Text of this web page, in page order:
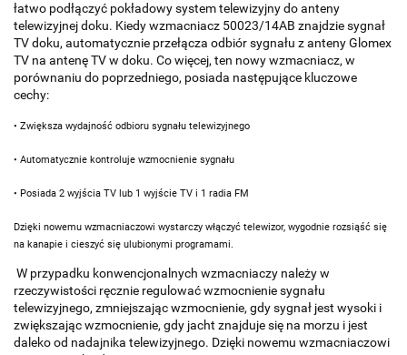
łatwo podłączyć pokładowy system telewizyjny do anteny
telewizyjnej doku. Kiedy wzmacniacz 50023/14AB znajdzie sygnał
TV doku, automatycznie przełącza odbiór sygnału z anteny Glomex
TV na antenę TV w doku. Co więcej, ten nowy wzmacniacz, w
porównaniu do poprzedniego, posiada następujące kluczowe
cechy:
• Zwiększa wydajność odbioru sygnału telewizyjnego
• Automatycznie kontroluje wzmocnienie sygnału
• Posiada 2 wyjścia TV lub 1 wyjście TV i 1 radia FM
Dzięki nowemu wzmacniaczowi wystarczy włączyć telewizor, wygodnie rozsiąść się
na kanapie i cieszyć się ulubionymi programami.
W przypadku konwencjonalnych wzmacniaczy należy w
rzeczywistości ręcznie regulować wzmocnienie sygnału
telewizyjnego, zmniejszając wzmocnienie, gdy sygnał jest wysoki i
zwiększając wzmocnienie, gdy jacht znajduje się na morzu i jest
daleko od nadajnika telewizyjnego. Dzięki nowemu wzmacniaczowi